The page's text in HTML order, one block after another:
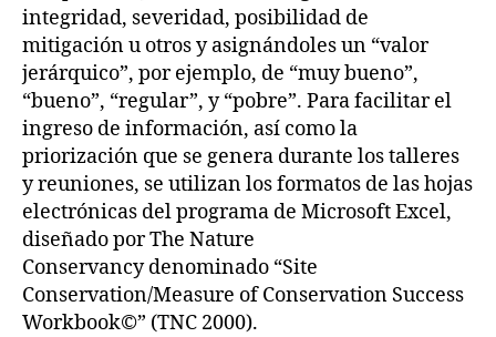
integridad, severidad, posibilidad de
mitigación u otros y asignándoles un “valor
jerárquico”, por ejemplo, de “muy bueno”,
“bueno”, “regular”, y “pobre”. Para facilitar el
ingreso de información, así como la
priorización que se genera durante los talleres
y reuniones, se utilizan los formatos de las hojas
electrónicas del programa de Microsoft Excel,
diseñado por The Nature
Conservancy denominado “Site
Conservation/Measure of Conservation Success
Workbook©” (TNC 2000).